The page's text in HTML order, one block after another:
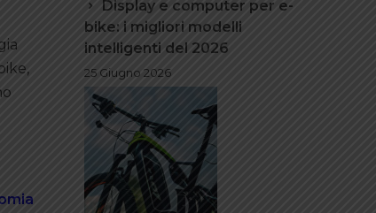
Display e computer per e-
bike: i migliori modelli
intelligenti del 2026
25 Giugno 2026